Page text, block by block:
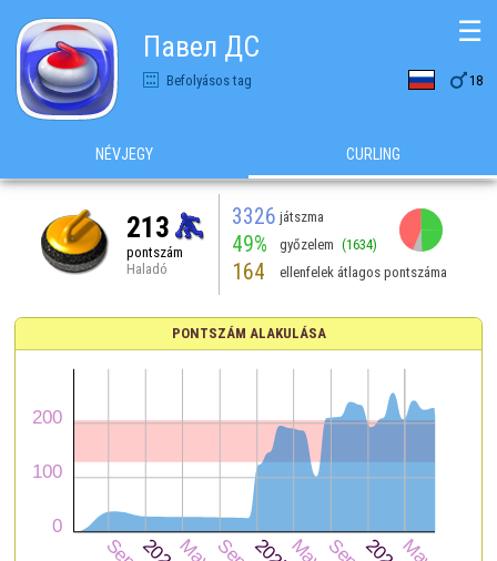
Павел ДС
Befolyásos tag 18
☰
NÉVJEGY CURLING
213
pontszám
Haladó
3326 játszma
49% győzelem (1634)
164 ellenfelek átlagos pontszáma
PONTSZÁM ALAKULÁSA